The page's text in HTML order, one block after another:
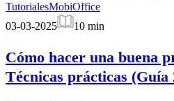
TutorialesMobiOffice
03-03-2025
10 min
Cómo hacer una buena
Técnicas prácticas (Guía